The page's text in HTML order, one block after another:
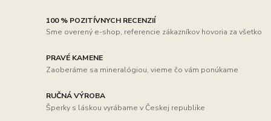
100 % POZITÍVNYCH RECENZIÍ
Sme overený e-shop, referencie zákazníkov hovoria za všetko
PRAVÉ KAMENE
Zaoberáme sa mineralógiou, vieme čo vám ponúkame
RUČNÁ VÝROBA
Šperky s láskou vyrábame v Českej republike